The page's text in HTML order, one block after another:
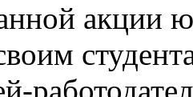
акции